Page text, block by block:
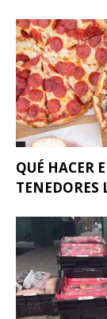
QUÉ HACER
TENEDORES